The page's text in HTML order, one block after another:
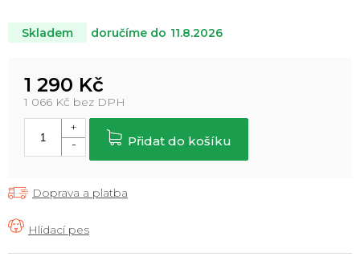
Skladem doručíme do 11.8.2026
1 290 Kč
1 066 Kč bez DPH
cena:
Přidat do košíku
Doprava a platba